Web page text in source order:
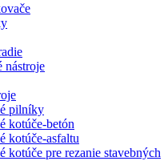
nástroje
pilníky
kotúče-betón
kotúče-asfaltu
kotúče pre rezanie stavebných